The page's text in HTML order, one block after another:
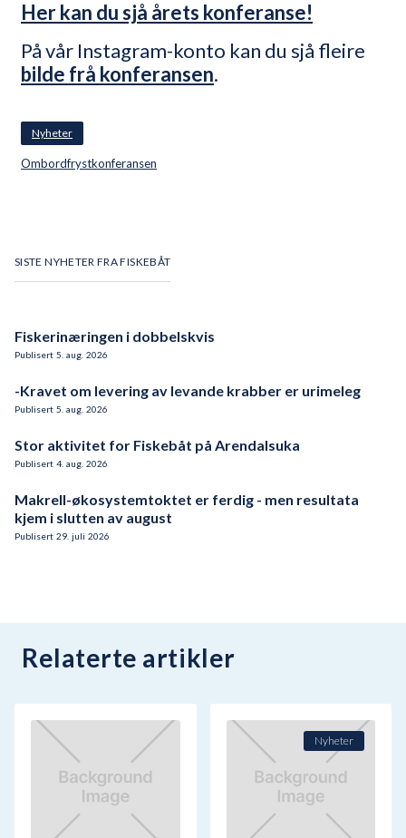
Her kan du sjå årets konferanse!
På vår Instagram-konto kan du sjå fleire
bilde frå konferansen.
Nyheter
Ombordfrystkonferansen
SISTE NYHETER FRA FISKEBÅT
Fiskerinæringen i dobbelskvis
Publisert 5 aug. 2026
-Kravet om levering av levande krabber er urimeleg
Publisert 5 aug. 2026
Stor aktivitet for Fiskebåt på Arendalsuka
Publisert 4 aug. 2026
Makrell-økosystemtoktet er ferdig - men resultata
kjem i slutten av august
Publisert 29 juli 2026
Relaterte artikler
Nyheter